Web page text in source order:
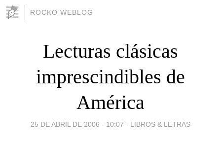
ROCKO WEBLOG
Lecturas clásicas
imprescindibles de
América
25 DE ABRIL DE 2006 - 10:07 - LIBROS & LETRAS